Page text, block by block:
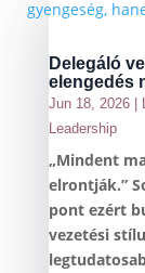
Delegáló
elengedés
Jun 18, 2026|
Leadership
„Mindent
elrontják.”
pont ezért
vezetési